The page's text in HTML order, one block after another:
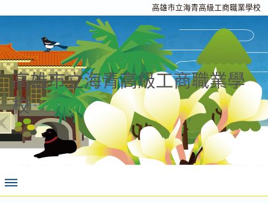
高雄市立海青高級工商職業學校
高雄市立海青高級工商職業學
校